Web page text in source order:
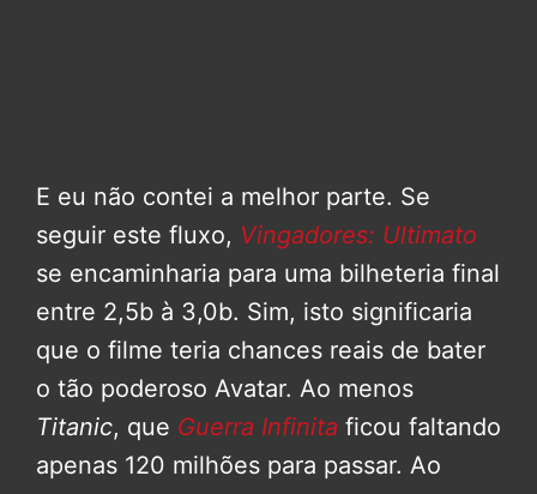
E eu não contei a melhor parte. Se
seguir este fluxo, Vingadores: Ultimato
se encaminharia para uma bilheteria final
entre 2,5b à 3,0b. Sim, isto significaria
que o filme teria chances reais de bater
o tão poderoso Avatar. Ao menos
Titanic, que Guerra Infinita ficou faltando
apenas 120 milhões para passar. Ao